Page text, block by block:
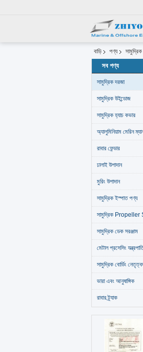
বাড়ি পণ্য
সব পণ্য
সামুদ্রিক দরজা
সামুদ্রিক উইন্ডোজ
সামুদ্রিক হ্যাচ কভার
অ্যালুমিনিয়াম মেরিন
রাবার ফেন্ডার
ঢালাই উপাদান
মুরিং উপাদান
সামুদ্রিক ইস্পাত পণ্য
সামুদ্রিক Propeller
সামুদ্রিক ডেক সরঞ্জাম
মেটাল প্রসেসিং
সামুদ্রিক বোর্ডিং
ভারা এবং আনুষাঙ্গিক
রাবার ট্র্যাক